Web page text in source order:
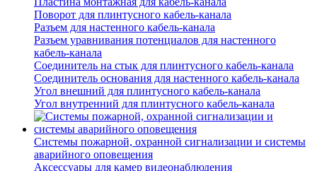
Поворот для плинтусного кабель-канала
Разъем для настенного кабель-канала
Разъем уравнивания потенциалов для настенного
кабель-канала
Соединитель на стык для плинтусного кабель-канала
Соединитель основания для настенного кабель-канала
Угол внешний для плинтусного кабель-канала
Угол внутренний для плинтусного кабель-канала
Системы пожарной, охранной сигнализации и системы
аварийного оповещения
Аксессуары для камер видеонаблюдения